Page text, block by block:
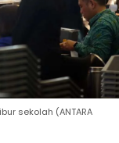
sekolah (ANTARA